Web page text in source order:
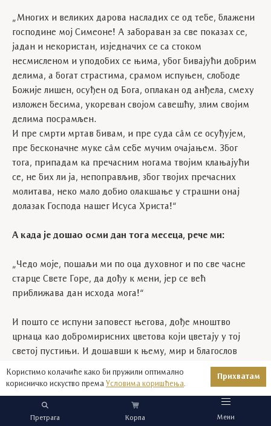
„Многих и великих дарова насладих се од тебе, блажени
господине мој Симеоне! А забораван за све показах се,
јадан и некористан, изједначих се са стоком
несмисленом и уподобих се њима, убог бивајући добрим
делима, а богат страстима, срамом испуњен, слободе
Божије лишен, осуђен од Бога, оплакан од анђела, смеху
изложен бесима, укореван својом савешћу, злим својим
делима посрамљен.
И пре смрти мртав бивам, и пре суда сâм се осуђујем,
пре бесконачне муке сâм себе мучим очајањем. Због
тога, припадам ка пречасним ногама твојим клањајући
се, не бих ли ја, непоправљив, због твојих пречасних
молитава, неко мало добио олакшање у страшни онај
долазак Господа нашег Исуса Христа!“
А када је дошао осми дан тога месеца, рече ми:
„Чедо моје, пошаљи ми по оца духовног и по све часне
старце Свете Горе, да дођу к мени, јер се већ
приближава дан исхода мога!“
И пошто се испуни заповест његова, дође мноштво
црнаца као добромирисних цветова који цветају у тој
светој пустињи. И дошавши к њему, мир и благослов
примише један од другог, и не даде им отићи од себе.
Говораше им:
„Проведите код мене док тело моје, светим и часним
Претрага Корпа Мени
Користимо колачиће како би пружили оптимално
корисничко искуство према Условима коришћења.
Прихватам